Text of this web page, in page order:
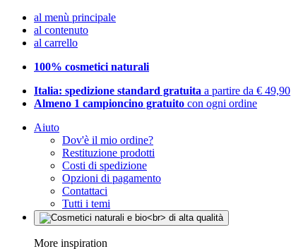
al menù principale
al contenuto
al carrello
100% cosmetici naturali
Italia: spedizione standard gratuita a partire da € 49,90
Almeno 1 campioncino gratuito con ogni ordine
Aiuto
Dov'è il mio ordine?
Restituzione prodotti
Costi di spedizione
Opzioni di pagamento
Contattaci
Tutti i temi
More inspiration